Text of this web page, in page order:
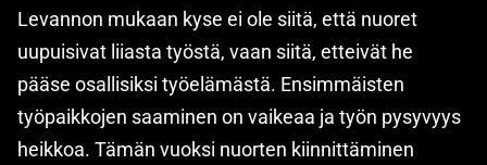
Levannon mukaan kyse ei ole siitä, että nuoret
uupuisivat liiasta työstä, vaan siitä, etteivät he
pääse osallisiksi työelämästä. Ensimmäisten
työpaikkojen saaminen on vaikeaa ja työn pysyvyys
heikkoa. Tämän vuoksi nuorten kiinnittäminen